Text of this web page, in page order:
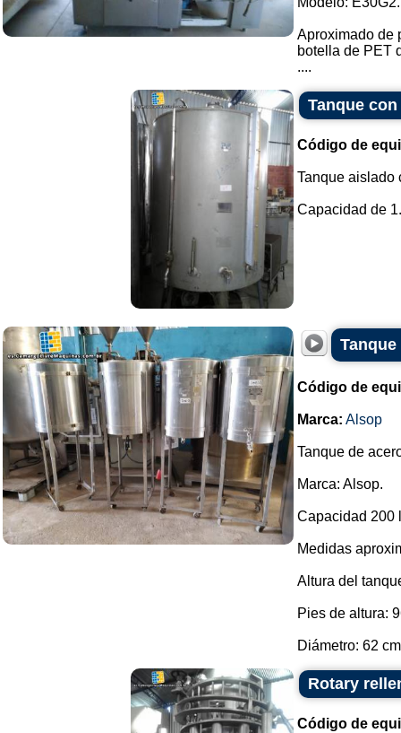
Aproximado de
botella de PET
....
Tanque
Código de
Tanque aislado
Capacidad de
Código de
Marca: Alsop
Tanque de
Marca: Alsop.
Capacidad 200
Medidas
Altura del
Pies de altura:
Diámetro: 62
Rotary
Código de